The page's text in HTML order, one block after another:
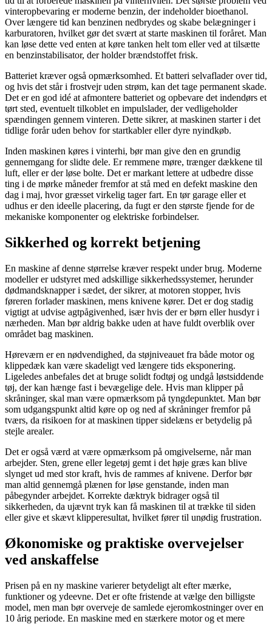
vinteropbevaring er moderne benzin, der indeholder bioethanol.
Over længere tid kan benzinen nedbrydes og skabe belægninger i
karburatoren, hvilket gør det svært at starte maskinen til foråret. Man
kan løse dette ved enten at køre tanken helt tom eller ved at tilsætte
en benzinstabilisator, der holder brændstoffet frisk.
Batteriet kræver også opmærksomhed. Et batteri selvaflader over tid,
og hvis det står i frostvejr uden strøm, kan det tage permanent skade.
Det er en god idé at afmontere batteriet og opbevare det indendørs et
tørt sted, eventuelt tilkoblet en impulslader, der vedligeholder
spændingen gennem vinteren. Dette sikrer, at maskinen starter i det
tidlige forår uden behov for startkabler eller dyre nyindkøb.
Inden maskinen køres i vinterhi, bør man give den en grundig
gennemgang for slidte dele. Er remmene møre, trænger dækkene til
luft, eller er der løse bolte. Det er markant lettere at udbedre disse
ting i de mørke måneder fremfor at stå med en defekt maskine den
dag i maj, hvor græsset virkelig tager fart. En tør garage eller et
udhus er den ideelle placering, da fugt er den største fjende for de
mekaniske komponenter og elektriske forbindelser.
Sikkerhed og korrekt betjening
En maskine af denne størrelse kræver respekt under brug. Moderne
modeller er udstyret med adskillige sikkerhedssystemer, herunder
dødmandsknapper i sædet, der sikrer, at motoren stopper, hvis
føreren forlader maskinen, mens knivene kører. Det er dog stadig
vigtigt at udvise agtpågivenhed, især hvis der er børn eller husdyr i
nærheden. Man bør aldrig bakke uden at have fuldt overblik over
området bag maskinen.
Høreværn er en nødvendighed, da støjniveauet fra både motor og
klippedæk kan være skadeligt ved længere tids eksponering.
Ligeledes anbefales det at bruge solidt fodtøj og undgå løstsiddende
tøj, der kan hænge fast i bevægelige dele. Hvis man klipper på
skråninger, skal man være opmærksom på tyngdepunktet. Man bør
som udgangspunkt altid køre op og ned af skråninger fremfor på
tværs, da risikoen for at maskinen tipper sidelæns er betydelig på
stejle arealer.
Det er også værd at være opmærksom på omgivelserne, når man
arbejder. Sten, grene eller legetøj gemt i det høje græs kan blive
slynget ud med stor kraft, hvis de rammes af knivene. Derfor bør
man altid gennemgå plænen for løse genstande, inden man
påbegynder arbejdet. Korrekte dæktryk bidrager også til
sikkerheden, da ujævnt tryk kan få maskinen til at trække til siden
eller give et skævt klipperesultat, hvilket fører til unødig frustration.
Økonomiske og praktiske overvejelser
ved anskaffelse
Prisen på en ny maskine varierer betydeligt alt efter mærke,
funktioner og ydeevne. Det er ofte fristende at vælge den billigste
model, men man bør overveje de samlede ejeromkostninger over en
10 årig periode. En maskine med en stærkere motor og et mere